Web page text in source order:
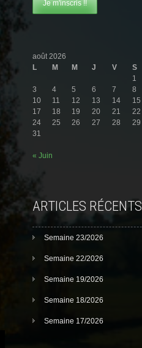
août 2026
L
M M J V S
1
3
4 5 6 7 8
10
11 12 13 14 15
17
18 19 20 21 22
24
25 26 27 28 29
31
« Juin
ARTICLES RÉCENTS
Semaine 23/2026
Semaine 22/2026
Semaine 19/2026
Semaine 18/2026
Semaine 17/2026